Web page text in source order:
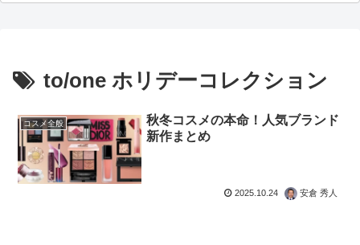
to/one ホリデーコレクション
コスメ全般
秋冬コスメの本命！人気ブランド
新作まとめ
2025.10.24 安倉 秀人